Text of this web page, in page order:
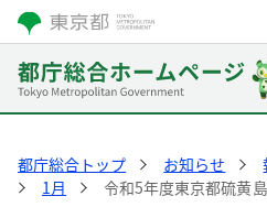
都庁総合トップ お知らせ
1月
令和5年度東京都硫黄